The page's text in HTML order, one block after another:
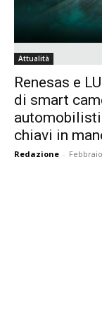
Attualità
Renesas e
di smart
chiavi in
Redazione -